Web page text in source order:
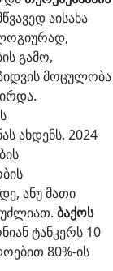
აისახა
გამო,
მოცულობა
ახდენს. 2024
ანუ მათი
ბაქოს
ტანკერს 10
80%-ის